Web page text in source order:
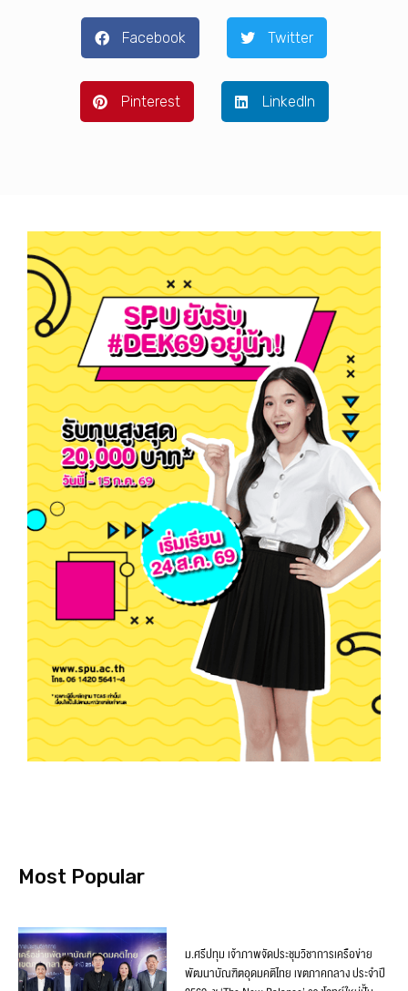
Facebook Twitter
Pinterest LinkedIn
Most Popular
ม.ศรีปทุม เจ้าภาพจัดประชุมวิชาการเครือข่าย
พัฒนาบัณฑิตอุดมคติไทย เขตภาคกลาง ประจำปี